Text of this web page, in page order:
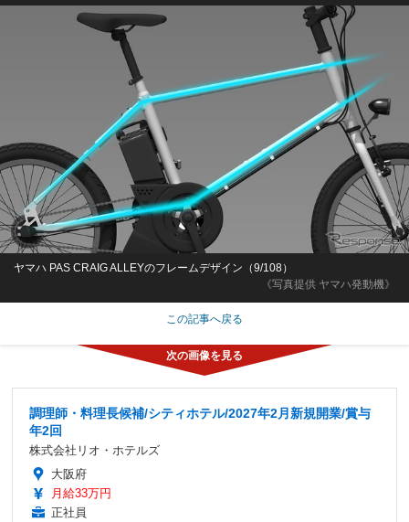
《写真提供 ヤマハ発動機》
ヤマハ PAS CRAIG ALLEYのフレームデザイン（9/108）
この記事へ戻る
調理師・料理長候補/シティホテル/2027年2月新規開業/賞与
年2回
株式会社リオ・ホテルズ
大阪府
月給33万円
正社員